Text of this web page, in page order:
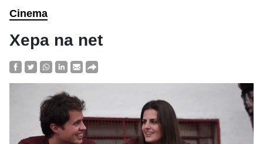
Cinema
Xepa na net